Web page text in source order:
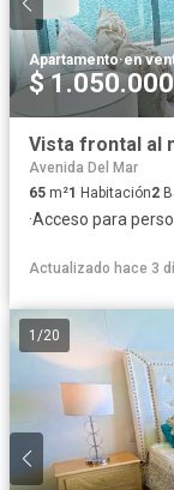
Apartamento·en
$
Vista frontal al
Avenida Del Mar
65 m²1 Habitación2
·Acceso para
Actualizado hace 3
1 /20